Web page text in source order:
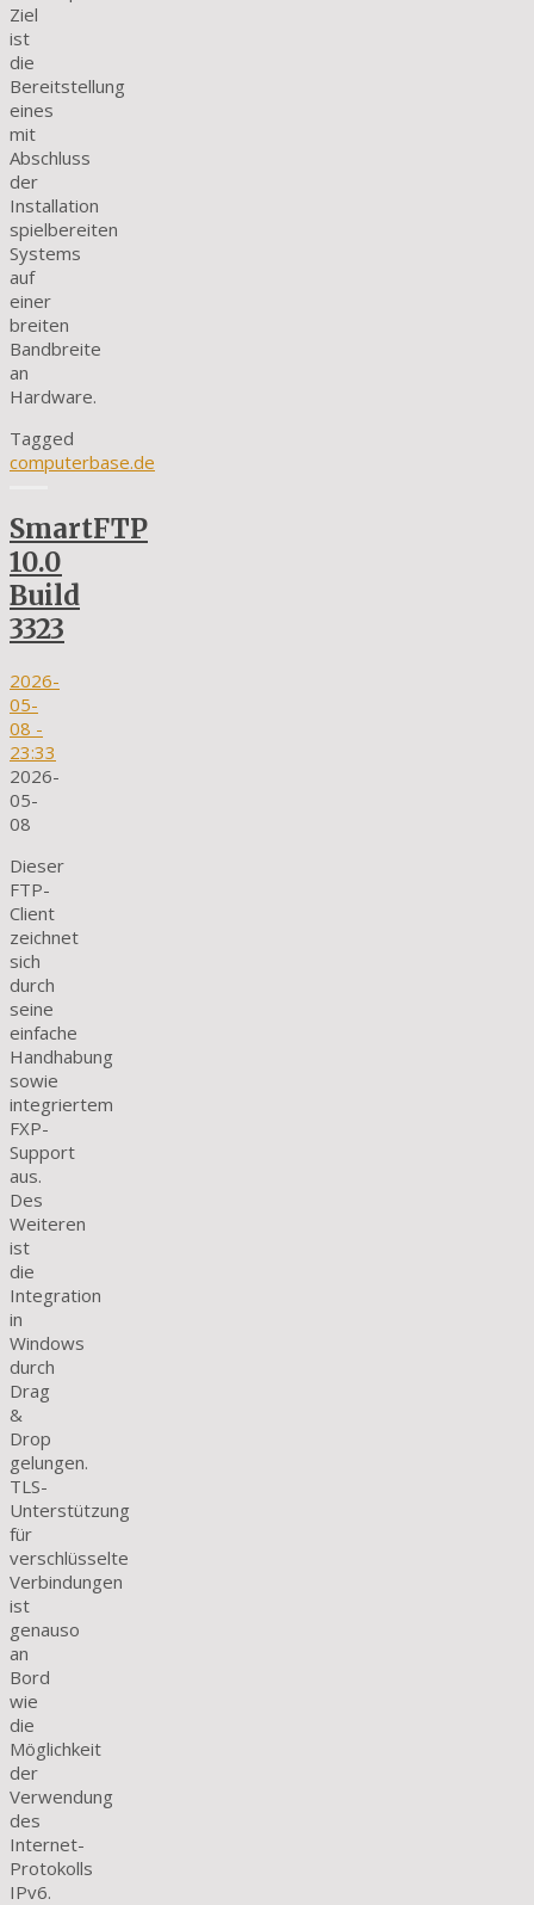
Ziel
ist
die
Bereitstellung
eines
mit
Abschluss
der
Installation
spielbereiten
Systems
auf
einer
breiten
Bandbreite
an
Hardware.
Tagged
computerbase.de
SmartFTP
10.0
Build
3323
2026-
05-
08 -
23:33
2026-
05-
08
Dieser
FTP-
Client
zeichnet
sich
durch
seine
einfache
Handhabung
sowie
integriertem
FXP-
Support
aus.
Des
Weiteren
ist
die
Integration
in
Windows
durch
Drag
&
Drop
gelungen.
TLS-
Unterstützung
für
verschlüsselte
Verbindungen
ist
genauso
an
Bord
wie
die
Möglichkeit
der
Verwendung
des
Internet-
Protokolls
IPv6.